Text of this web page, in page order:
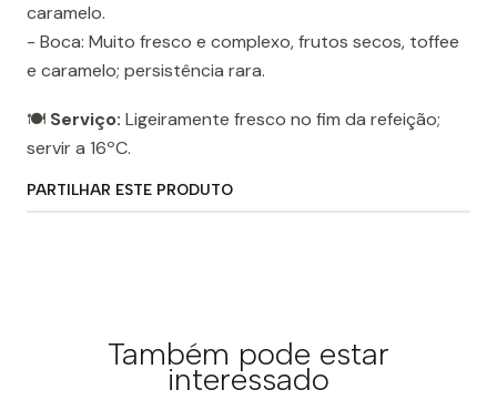
caramelo.
- Boca: Muito fresco e complexo, frutos secos, toffee
e caramelo; persistência rara.
🍽️ Serviço: Ligeiramente fresco no fim da refeição;
servir a 16ºC.
PARTILHAR ESTE PRODUTO
Também pode estar
interessado